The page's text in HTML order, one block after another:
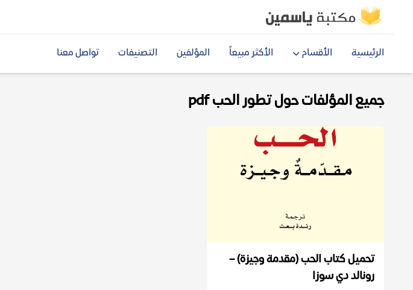
الرئيسية الأقسام الأكثر مبيعاً المؤلفين التصنيفات تواصل معنا
جميع المؤلفات حول تطور الحب pdf
تحميل كتاب الحب (مقدمة وجيزة) –
رونالد دي سوزا